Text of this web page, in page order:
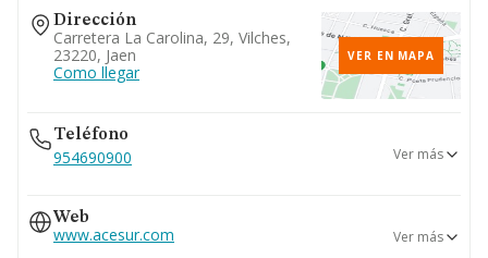
Dirección
Carretera La Carolina, 29, Vilches,
23220, Jaen
Como llegar
VER EN MAPA
Teléfono
954690900
902115340
954689940
953631165
Ver más
Web
www.acesur.com Ver más